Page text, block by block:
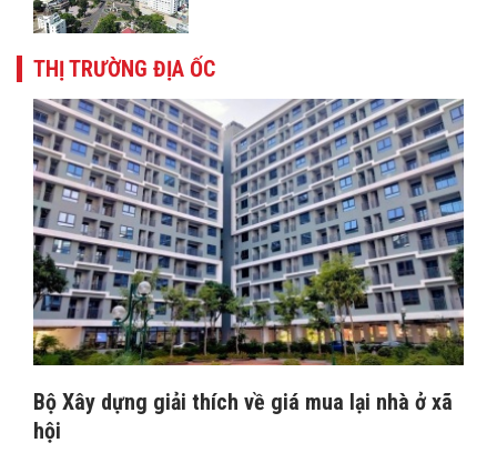
THỊ TRƯỜNG ĐỊA ỐC
Bộ Xây dựng giải thích về giá mua lại nhà ở xã
hội